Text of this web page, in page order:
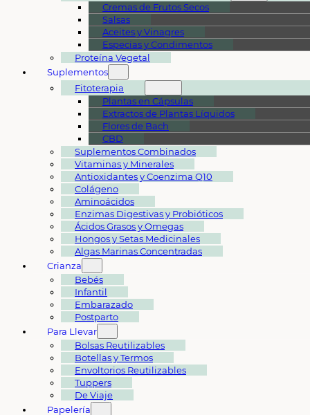
Cremas de Frutos Secos
Salsas
Aceites y Vinagres
Especias y Condimentos
Proteína Vegetal
Suplementos
Fitoterapia
Plantas en Cápsulas
Extractos de Plantas Líquidos
Flores de Bach
CBD
Suplementos Combinados
Vitaminas y Minerales
Antioxidantes y Coenzima Q10
Colágeno
Aminoácidos
Enzimas Digestivas y Probióticos
Ácidos Grasos y Omegas
Hongos y Setas Medicinales
Algas Marinas Concentradas
Crianza
Bebés
Infantil
Embarazado
Postparto
Para Llevar
Bolsas Reutilizables
Botellas y Termos
Envoltorios Reutilizables
Tuppers
De Viaje
Papelería